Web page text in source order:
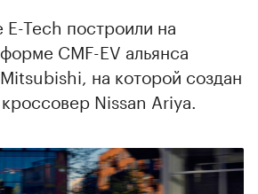
Tech построили на
CMF-EV альянса
на которой создан
Nissan Ariya.